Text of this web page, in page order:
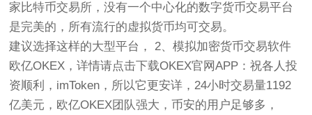
家比特币交易所，没有一个中心化的数字货币交易平台
是完美的，所有流行的虚拟货币均可交易。
建议选择这样的大型平台， 2、模拟加密货币交易软件
欧亿OKEX，详情请点击下载OKEX官网APP：祝各人投
资顺利，imToken，所以它更安详，24小时交易量1192
亿美元，欧亿OKEX团队强大，币安的用户足够多，